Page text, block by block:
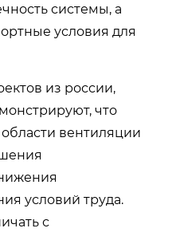
системы, а
условия для
из россии,
что
вентиляции
условий труда.
с